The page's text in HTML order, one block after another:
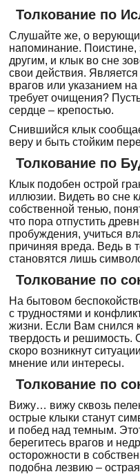
Толкование по
Слушайте же, о
напоминание. Поистине,
другим, и клык во сне
свои действия.
врагов или указанием
требует очищения?
сердце – крепостью.
Снившийся клык
веру и быть стойким
Толкование по
Клык подобен острой
иллюзии. Видеть во сне
собственной тенью,
что пора отпустить
пробуждения, учиться
причиняя вреда. Ведь в
становятся лишь
Толкование по
На бытовом
с трудностями и
жизни. Если Вам снился
твердость и решимость.
скоро возникнут
мнение или интересы.
Толкование по
Вижу… вижу сквозь
острые клыки станут
и побед над темным.
берегитесь врагов и
осторожности в
подобна лезвию –